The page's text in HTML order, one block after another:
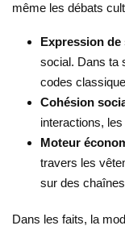
même les débats
Expression de
social. Dans ta
codes
Cohésion
interactions,
Moteur
travers les
sur des
Dans les faits, la